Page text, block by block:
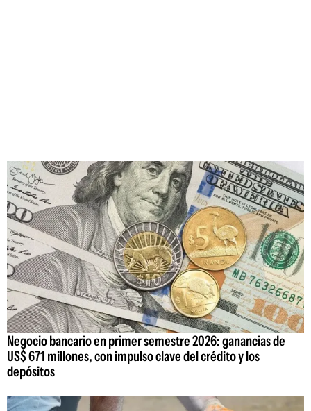
Negocio bancario en primer semestre 2026: ganancias de
US$ 671 millones, con impulso clave del crédito y los
depósitos